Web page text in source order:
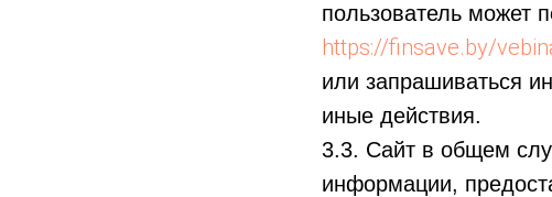
пользователь может
https://finsave.by/
или запрашиваться
иные действия.
3.3. Сайт в общем
информации,